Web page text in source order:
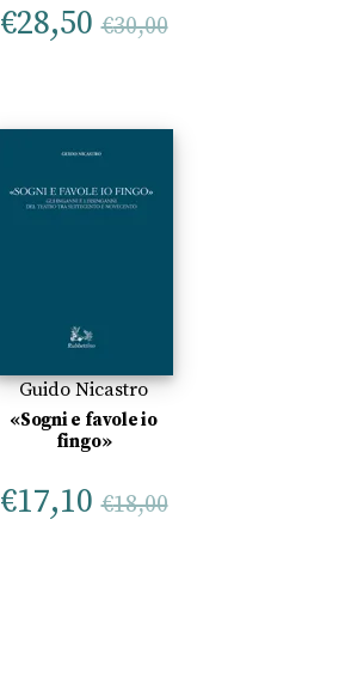
€28,50 €30,00
Guido Nicastro
«Sogni e favole io
fingo»
€17,10 €18,00